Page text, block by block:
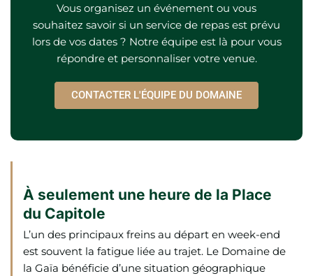
Vous organisez un événement ou vous
souhaitez savoir si un service de repas est prévu
lors de vos dates ? Notre équipe est là pour vous
répondre et personnaliser votre venue.
CONTACTER L'ÉQUIPE DU DOMAINE
À seulement une heure de la Place
du Capitole
L’un des principaux freins au départ en week-end
est souvent la fatigue liée au trajet. Le Domaine de
la Gaïa bénéficie d’une situation géographique